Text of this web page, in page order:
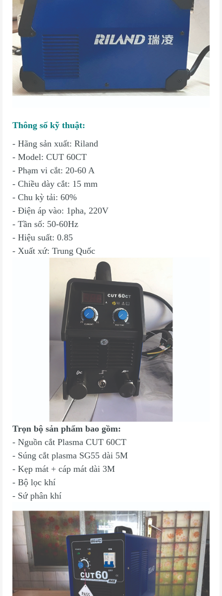
Thông số kỹ thuật:
- Hãng sản xuất: Riland
- Model: CUT 60CT
- Phạm vi cắt: 20-60 A
- Chiều dày cắt: 15 mm
- Chu kỳ tải: 60%
- Điện áp vào: 1pha, 220V
- Tần số: 50-60Hz
- Hiệu suất: 0.85
- Xuất xứ: Trung Quốc
Trọn bộ sản phẩm bao gồm:
- Nguồn cắt Plasma CUT 60CT
- Súng cắt plasma SG55 dài 5M
- Kẹp mát + cáp mát dài 3M
- Bộ lọc khí
- Sứ phân khí